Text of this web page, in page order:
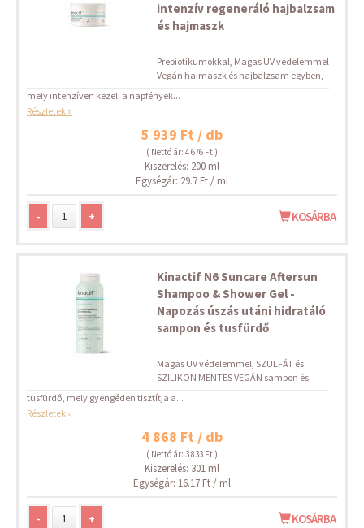
intenzív regeneráló hajbalzsam
és hajmaszk
Prebiotikumokkal, Magas UV védelemmel
Vegán hajmaszk és hajbalzsam egyben,
mely intenzíven kezeli a napfények...
Részletek »
5 939 Ft / db
( Nettó ár: 4 676 Ft )
Kiszerelés: 200 ml
Egységár: 29.7 Ft / ml
- + KOSÁRBA
Kinactif N6 Suncare Aftersun
Shampoo & Shower Gel -
Napozás úszás utáni hidratáló
sampon és tusfürdő
Magas UV védelemmel, SZULFÁT és
SZILIKON MENTES VEGÁN sampon és
tusfürdő, mely gyengéden tisztítja a...
Részletek »
4 868 Ft / db
( Nettó ár: 3 833 Ft )
Kiszerelés: 301 ml
Egységár: 16.17 Ft / ml
- + KOSÁRBA